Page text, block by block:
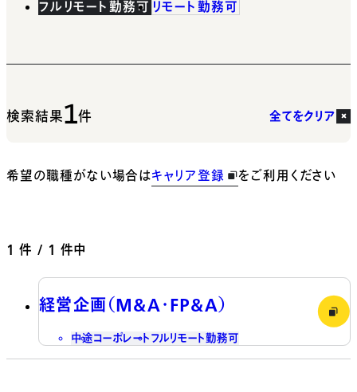
フルリモート勤務可 リモート勤務可
検索結果1件 全てをクリア
希望の職種がない場合はキャリア登録 をご利用ください
1 件 / 1 件中
経営企画（M&A・FP&A）
中途コーポレート フルリモート勤務可